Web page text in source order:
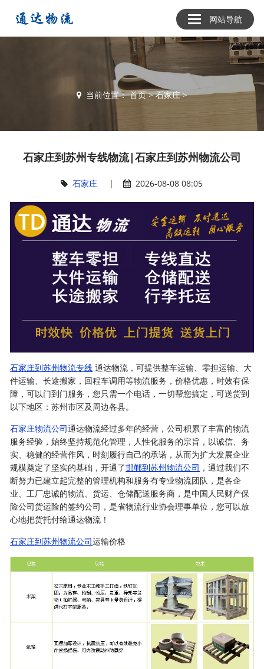
网站导航
当前位置：首页>石家庄>
石家庄到苏州专线物流|石家庄到苏州物流公司
石家庄 | 2026-08-08 08:05
石家庄到苏州物流专线 通达物流，可提供整车运输、零担运输、大
件运输、长途搬家，回程车调用等物流服务，价格优惠，时效有保
障，可以门到门服务，您只需一个电话，一切帮您搞定，可送货到
以下地区：苏州市区及周边各县。
石家庄物流公司通达物流经过多年的经营，公司积累了丰富的物流
服务经验，始终坚持规范化管理，人性化服务的宗旨，以诚信、务
实、稳健的经营作风，时刻履行自己的承诺，从而为扩大发展企业
规模奠定了坚实的基础，开通了邯郸到苏州物流公司 ，通过我们不
断努力已建立起完整的管理机构和服务有专业物流团队，是各企
业、工厂忠诚的物流、货运、仓储配送服务商，是中国人民财产保
险公司货运险的签约公司，是省物流行业协会理事单位，您可以放
心地把货托付给通达物流！
石家庄到苏州物流公司运输价格